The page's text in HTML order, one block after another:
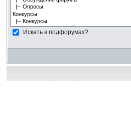
Искать в подфорумах?